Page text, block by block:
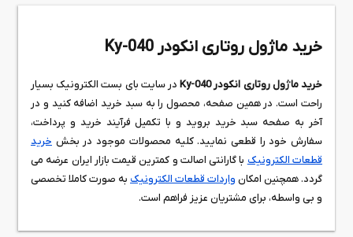
خرید ماژول روتاری انکودر Ky-040
خرید ماژول روتاری انکودر Ky-040
در سایت بای بست الکترونیک بسیار
راحت است. در همین صفحه، محصول را به سبد خرید اضافه کنید و در
آخر به صفحه سبد خرید بروید و با تکمیل فرآیند خرید و پرداخت،
سفارش خود را قطعی نمایید. کلیه محصولات موجود در بخش خرید
قطعات الکترونیک با گارانتی اصالت و کمترین قیمت بازار ایران عرضه می
گردد. همچنین امکان واردات قطعات الکترونیک به صورت کاملا تخصصی
و بی واسطه، برای مشتریان عزیز فراهم است.